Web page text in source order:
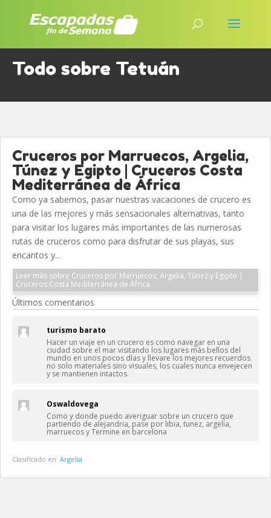
Todo sobre Tetuán
Cruceros por Marruecos, Argelia,
Túnez y Egipto | Cruceros Costa
Mediterránea de África
Como ya sabemos, pasar nuestras vacaciones de crucero es
una de las mejores y más sensacionales alternativas, tanto
para visitar los lugares más importantes de las numerosas
rutas de cruceros como para disfrutar de sus playas, sus
encantos y...
Leer más sobre Cruceros por Marruecos, Argelia, Túnez y Egipto |
Cruceros Costa Mediterránea de África
Últimos comentarios
turismo barato
Hacer un viaje en un crucero es como navegar en una
ciudad sobre el mar visitando los lugares más bellos del
mundo en unos pocos días y llevare los mejores recuerdos
no solo materiales sino visuales, los cuales nunca envejecen
y se mantienen intactos.
Oswaldovega
Como y donde puedo averiguar sobre un crucero que
partiendo de alejandria, pase por libia, tunez, argelia,
marruecos y Termine en barcelona
Clasificado en: Argelia